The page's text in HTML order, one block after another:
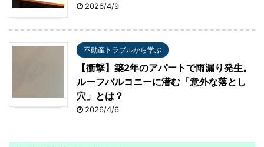
2026/4/9
不動産トラブルから学ぶ
【衝撃】築2年のアパートで雨漏り発生。
ルーフバルコニーに潜む「意外な落とし
穴」とは？
2026/4/6